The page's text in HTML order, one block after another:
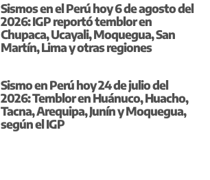
Sismos en el Perú hoy 6 de agosto del
2026: IGP reportó temblor en
Chupaca, Ucayali, Moquegua, San
Martín, Lima y otras regiones
Sismo en Perú hoy 24 de julio del
2026: Temblor en Huánuco, Huacho,
Tacna, Arequipa, Junín y Moquegua,
según el IGP